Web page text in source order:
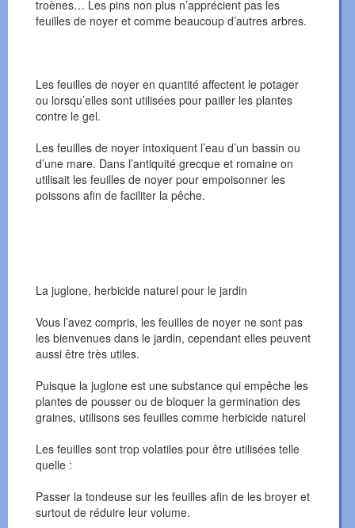
troènes… Les pins non plus n’apprécient pas les
feuilles de noyer et comme beaucoup d’autres arbres.
Les feuilles de noyer en quantité affectent le potager
ou lorsqu’elles sont utilisées pour pailler les plantes
contre le gel.
Les feuilles de noyer intoxiquent l’eau d’un bassin ou
d’une mare. Dans l’antiquité grecque et romaine on
utilisait les feuilles de noyer pour empoisonner les
poissons afin de faciliter la pêche.
La juglone, herbicide naturel pour le jardin
Vous l’avez compris, les feuilles de noyer ne sont pas
les bienvenues dans le jardin, cependant elles peuvent
aussi être très utiles.
Puisque la juglone est une substance qui empêche les
plantes de pousser ou de bloquer la germination des
graines, utilisons ses feuilles comme herbicide naturel
Les feuilles sont trop volatiles pour être utilisées telle
quelle :
Passer la tondeuse sur les feuilles afin de les broyer et
surtout de réduire leur volume.